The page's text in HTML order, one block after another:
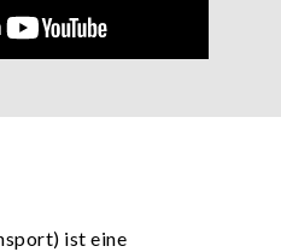
ist eine